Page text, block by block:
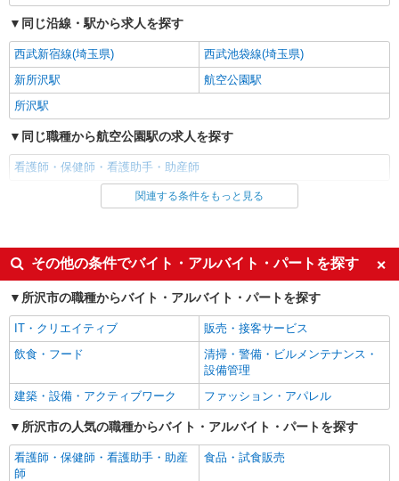
同じ沿線・駅から求人を探す
西武新宿線(埼玉県)
西武池袋線(埼玉県)
新所沢駅
航空公園駅
所沢駅
同じ職種から航空公園駅の求人を探す
看護師・保健師・看護助手・助産師
同じ雇用形態から航空公園駅の求人を探す
同じ特徴から航空公園駅の求人を探す
入社日応相談
未経験歓迎
経験者・有資格者歓迎
新卒・第二新卒歓迎
女性活躍中
主婦・主夫歓迎
学歴不問
ブランクOK
ミドル（40代～）活躍中
エルダー（50代～）活躍中
シニア（60代～）活躍中
高収入・高額
ボーナス・賞与あり
昇給あり
関連する条件をもっと見る
その他の条件でバイト・アルバイト・パートを探す
所沢市の職種からバイト・アルバイト・パートを探す
IT・クリエイティブ
販売・接客サービス
飲食・フード
清掃・警備・ビルメンテナンス・
設備管理
建築・設備・アクティブワーク
ファッション・アパレル
所沢市の人気の職種からバイト・アルバイト・パートを探す
看護師・保健師・看護助手・助産
師
食品・試食販売